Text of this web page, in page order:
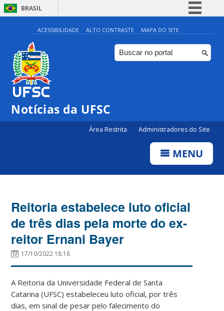
BRASIL
Simplifique!
Comunica BR
Participe
ACESSIBILIDADE ALTO CONTRASTE MAPA DO SITE
Notícias da UFSC
Área Restrita Administradores do Site
MENU
Reitoria estabelece luto oficial
de três dias pela morte do ex-
reitor Ernani Bayer
17/10/2022 18:18
A Reitoria da Universidade Federal de Santa
Catarina (UFSC) estabeleceu luto oficial, por três
dias, em sinal de pesar pelo falecimento do